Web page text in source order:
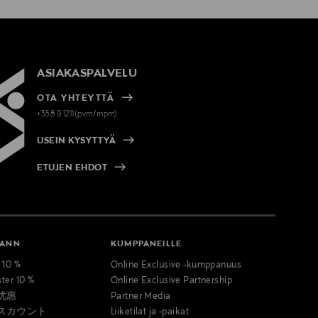
ASIAKASPALVELU
OTA YHTEYTTÄ
+358 9 1211(pvm/mpm)
USEIN KYSYTTYÄ
ETUJEN EHDOT
%
10 %
惠
カウント
KUMPPANEILLE
Online Exclusive -kumppanuus
Online Exclusive Partnership
Partner Media
Liiketilat ja -paikat